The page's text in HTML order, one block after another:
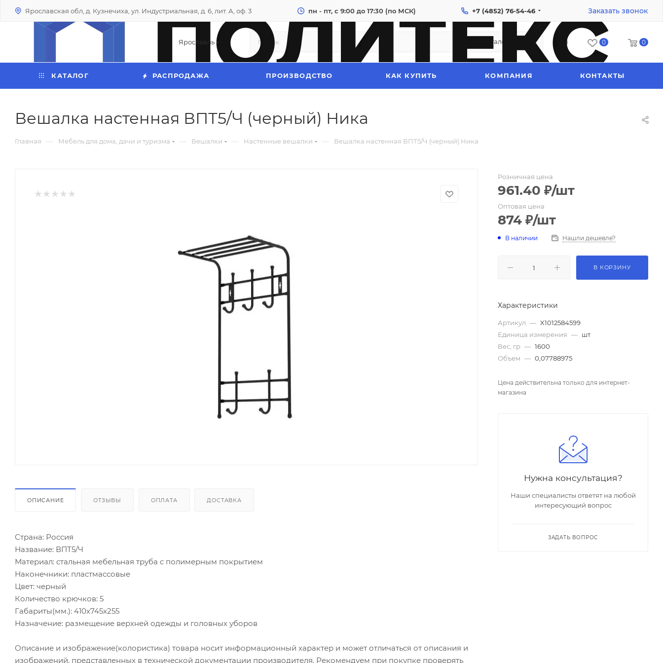
Ярославская обл, д. Кузнечиха, ул. Индустриальная, д. 6, лит. А, оф. 3 пн - пт, с 9:00 до 17:30 (по МСК) +7 (4852) 76-54-46 Заказать звонок
Ярославль Каталог 0 0
КАТАЛОГ РАСПРОДАЖА ПРОИЗВОДСТВО КАК КУПИТЬ КОМПАНИЯ КОНТАКТЫ
Вешалка настенная ВПТ5/Ч (черный) Ника
Главная — Мебель для дома, дачи и туризма — Вешалки — Настенные вешалки — Вешалка настенная ВПТ5/Ч (черный) Ника
ОПИСАНИЕ ОТЗЫВЫ ОПЛАТА ДОСТАВКА
Страна: Россия
Название: ВПТ5/Ч
Материал: стальная мебельная труба с полимерным покрытием
Наконечники: пластмассовые
Цвет: черный
Количество крючков: 5
Габариты(мм.): 410х745х255
Назначение: размещение верхней одежды и головных уборов
Описание и изображение(колористика) товара носит информационный характер и может отличаться от описания и
изображений, представленных в технической документации производителя. Рекомендуем при покупке проверять
Розничная цена
961.40 ₽/шт
Оптовая цена
874 ₽/шт
В наличии Нашли дешевле?
В КОРЗИНУ
Характеристики
Артикул — X1012584599
Единица измерения — шт
Вес, гр — 1600
Объем — 0,07788975
Цена действительна только для интернет-
магазина
Нужна консультация?
Наши специалисты ответят на любой
интересующий вопрос
ЗАДАТЬ ВОПРОС